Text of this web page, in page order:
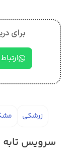
برای
زرشکی
سرویس تابه 3 پارچه مدل 120